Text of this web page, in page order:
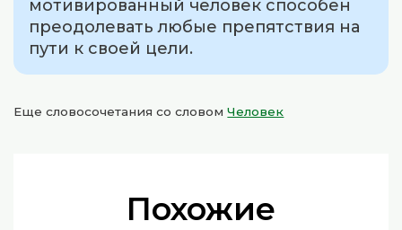
мотивированный человек способен
преодолевать любые препятствия на
пути к своей цели.
Еще словосочетания со словомЧеловек
Похожие